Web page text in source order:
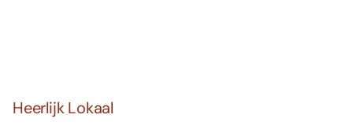
Heerlijk Lokaal